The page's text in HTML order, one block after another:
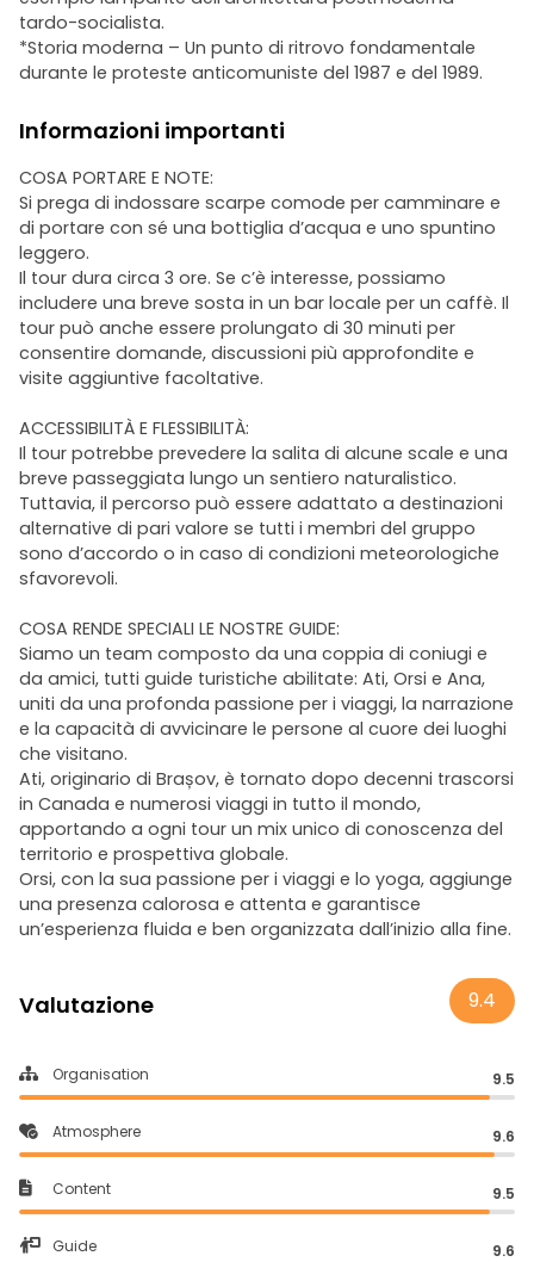
tardo-socialista.
*Storia moderna – Un punto di ritrovo fondamentale
durante le proteste anticomuniste del 1987 e del 1989.
Informazioni importanti
COSA PORTARE E NOTE:
Si prega di indossare scarpe comode per camminare e
di portare con sé una bottiglia d’acqua e uno spuntino
leggero.
Il tour dura circa 3 ore. Se c’è interesse, possiamo
includere una breve sosta in un bar locale per un caffè. Il
tour può anche essere prolungato di 30 minuti per
consentire domande, discussioni più approfondite e
visite aggiuntive facoltative.
ACCESSIBILITÀ E FLESSIBILITÀ:
Il tour potrebbe prevedere la salita di alcune scale e una
breve passeggiata lungo un sentiero naturalistico.
Tuttavia, il percorso può essere adattato a destinazioni
alternative di pari valore se tutti i membri del gruppo
sono d’accordo o in caso di condizioni meteorologiche
sfavorevoli.
COSA RENDE SPECIALI LE NOSTRE GUIDE:
Siamo un team composto da una coppia di coniugi e
da amici, tutti guide turistiche abilitate: Ati, Orsi e Ana,
uniti da una profonda passione per i viaggi, la narrazione
e la capacità di avvicinare le persone al cuore dei luoghi
che visitano.
Ati, originario di Brașov, è tornato dopo decenni trascorsi
in Canada e numerosi viaggi in tutto il mondo,
apportando a ogni tour un mix unico di conoscenza del
territorio e prospettiva globale.
Orsi, con la sua passione per i viaggi e lo yoga, aggiunge
una presenza calorosa e attenta e garantisce
un’esperienza fluida e ben organizzata dall’inizio alla fine.
Valutazione 9.4
Organisation 9.5
Atmosphere 9.6
Content 9.5
Guide 9.6